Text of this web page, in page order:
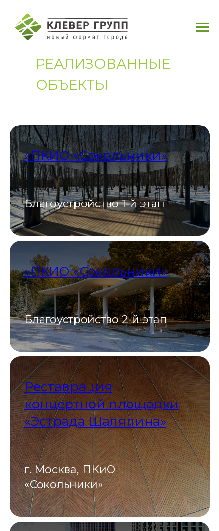
РЕАЛИЗОВАННЫЕ
ОБЪЕКТЫ
«ПКИО «Сокольники»
Благоустройство 1-й этап
«ПКИО «Сокольники»
Благоустройство 2-й этап
Реставрация
концертной площадки
«Эстрада Шаляпина»
г. Москва, ПКиО
«Сокольники»